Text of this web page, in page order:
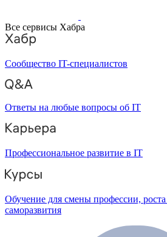
Все сервисы Хабра
Сообщество IT-специалистов
Ответы на любые вопросы об IT
Профессиональное развитие в IT
Обучение для смены профессии, роста
саморазвития